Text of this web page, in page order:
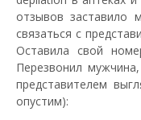
отзывов заставило
связаться с
Оставила свой
Перезвонил
представителем
опустим):